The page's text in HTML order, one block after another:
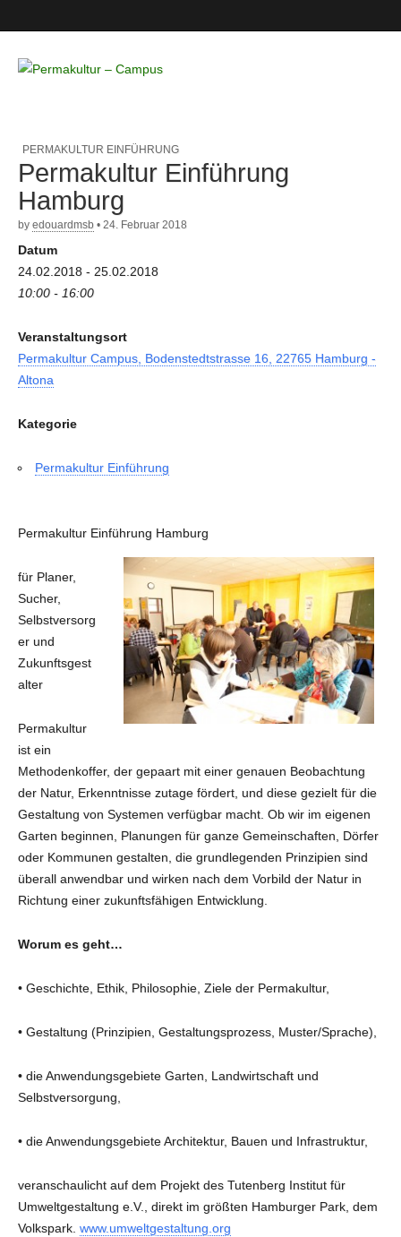
– Campus
PERMAKULTUR EINFÜHRUNG
Permakultur Einführung
Hamburg
by edouardmsb • 24. Februar 2018
Datum
24.02.2018 - 25.02.2018
10:00 - 16:00
Veranstaltungsort
Permakultur Campus, Bodenstedtstrasse 16, 22765 Hamburg -
Altona
Kategorie
Permakultur Einführung
Permakultur Einführung Hamburg
für Planer,
Sucher,
Selbstversorg
er und
Zukunftsgest
alter
Permakultur
ist ein
Methodenkoffer, der gepaart mit einer genauen Beobachtung
der Natur, Erkenntnisse zutage fördert, und diese gezielt für die
Gestaltung von Systemen verfügbar macht. Ob wir im eigenen
Garten beginnen, Planungen für ganze Gemeinschaften, Dörfer
oder Kommunen gestalten, die grundlegenden Prinzipien sind
überall anwendbar und wirken nach dem Vorbild der Natur in
Richtung einer zukunftsfähigen Entwicklung.
Worum es geht…
• Geschichte, Ethik, Philosophie, Ziele der Permakultur,
• Gestaltung (Prinzipien, Gestaltungsprozess, Muster/Sprache),
• die Anwendungsgebiete Garten, Landwirtschaft und
Selbstversorgung,
• die Anwendungsgebiete Architektur, Bauen und Infrastruktur,
veranschaulicht auf dem Projekt des Tutenberg Institut für
Umweltgestaltung e.V., direkt im größten Hamburger Park, dem
Volkspark. www.umweltgestaltung.org